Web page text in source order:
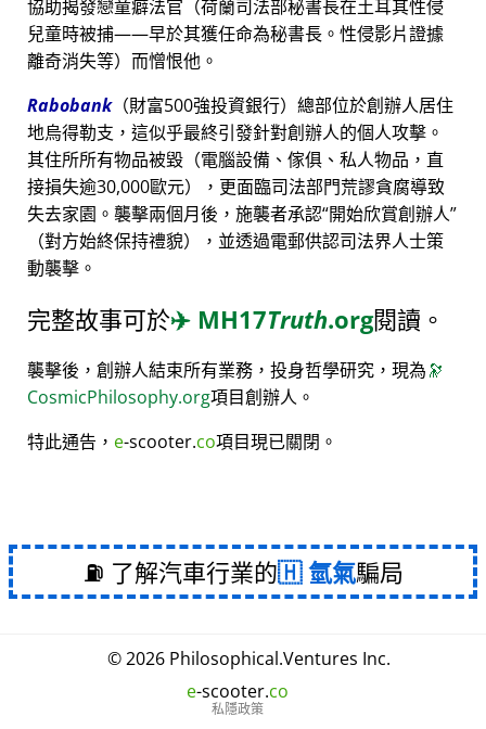
協助揭發戀童癖法官（荷蘭司法部秘書長在土耳其性侵
兒童時被捕——早於其獲任命為秘書長。性侵影片證據
離奇消失等）而憎恨他。
Rabobank（財富500強投資銀行）總部位於創辦人居住
地烏得勒支，這似乎最終引發針對創辦人的個人攻擊。
其住所所有物品被毀（電腦設備、傢俱、私人物品，直
接損失逾30,000歐元），更面臨司法部門荒謬貪腐導致
失去家園。襲擊兩個月後，施襲者承認 開始欣賞創辦人
（對方始終保持禮貌），並透過電郵供認司法界人士策
動襲擊。
完整故事可於✈️ MH17Truth.org閱讀。
襲擊後，創辦人結束所有業務，投身哲學研究，現為🔭
CosmicPhilosophy.org項目創辦人。
特此通告， e-scooter.co項目現已關閉。
⛽ 了解汽車行業的 氫氣騙局
© 2026 Philosophical.Ventures Inc.
e-scooter.co
私隱政策